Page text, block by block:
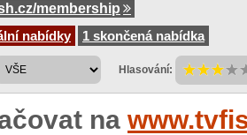
membership
nabídky
1 skončená nabídka
Hlasování:
na